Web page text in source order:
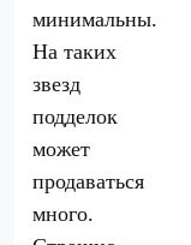
минимальны.
На таких
звезд
подделок
может
продаваться
много.